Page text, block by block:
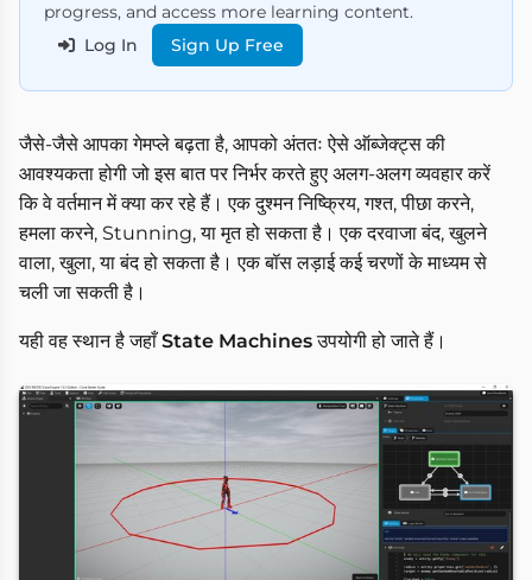
progress, and access more learning content.
Log In
Sign Up Free
जैसे-जैसे आपका गेमप्ले बढ़ता है, आपको अंततः ऐसे ऑब्जेक्ट्स की
आवश्यकता होगी जो इस बात पर निर्भर करते हुए अलग-अलग व्यवहार करें
कि वे वर्तमान में क्या कर रहे हैं। एक दुश्मन निष्क्रिय, गश्त, पीछा करने,
हमला करने, Stunning, या मृत हो सकता है। एक दरवाजा बंद, खुलने
वाला, खुला, या बंद हो सकता है। एक बॉस लड़ाई कई चरणों के माध्यम से
चली जा सकती है।
यही वह स्थान है जहाँState Machinesउपयोगी हो जाते हैं।